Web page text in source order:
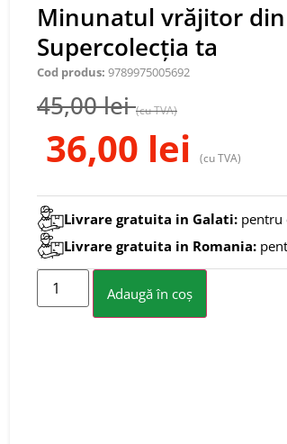
Minunatul vrăjitor
Supercolecția ta
Cod produs: 9789975005692
45,00lei (cu TVA)
36,00 lei (cu TVA)
Livrare gratuita in Galati: pentru
Livrare gratuita in Romania:
Adaugă în coș